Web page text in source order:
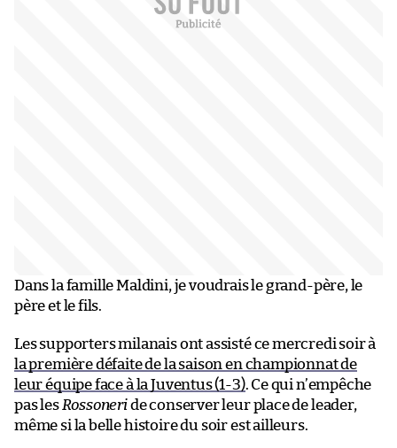
Dans la famille Maldini, je voudrais le grand-père, le
père et le fils.
Les supporters milanais ont assisté ce mercredi soir à
la première défaite de la saison en championnat de
leur équipe face à la Juventus (1-3). Ce qui n’empêche
pas les Rossoneride conserver leur place de leader,
même si la belle histoire du soir est ailleurs.